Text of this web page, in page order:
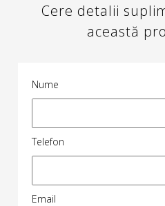
Cere detalii
această
Nume
Telefon
Email